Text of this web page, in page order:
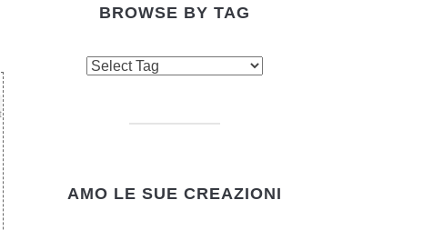
BROWSE BY TAG
AMO LE SUE CREAZIONI